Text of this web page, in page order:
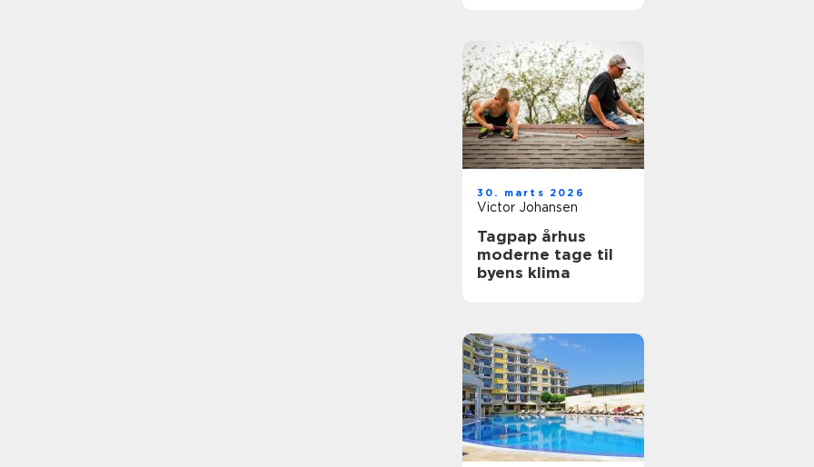
30. marts 2026
Victor Johansen
Tagpap århus
moderne tage til
byens klima